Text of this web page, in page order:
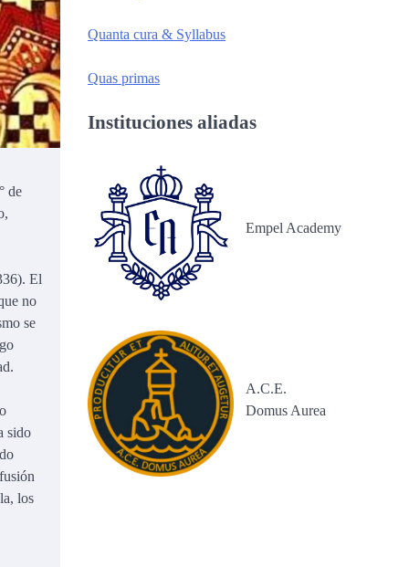
de
El
no
se
sido
los
Quanta cura & Syllabus
Quas primas
Instituciones aliadas
Empel Academy
A.C.E.
Domus Aurea